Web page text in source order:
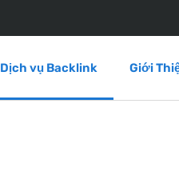
Dịch vụ Backlink Giới